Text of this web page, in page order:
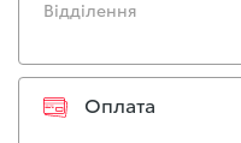
Відділення
Оплата